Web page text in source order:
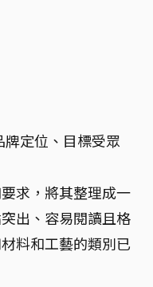
牌定位、目標受眾
求，將其整理成一
出、容易閱讀且格
料和工藝的類別已